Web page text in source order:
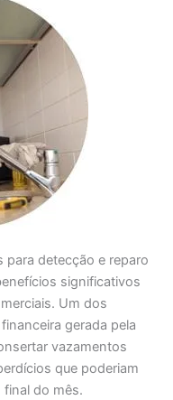
para detecção e reparo
significativos
Um dos
gerada pela
vazamentos
que poderiam
do mês.